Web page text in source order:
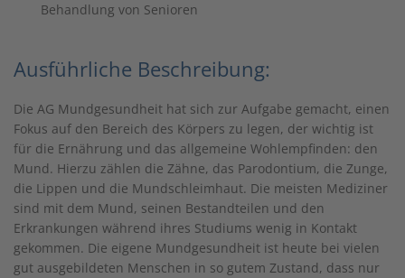
Behandlung von Senioren
Ausführliche Beschreibung:
Die AG Mundgesundheit hat sich zur Aufgabe gemacht, einen
Fokus auf den Bereich des Körpers zu legen, der wichtig ist
für die Ernährung und das allgemeine Wohlempfinden: den
Mund. Hierzu zählen die Zähne, das Parodontium, die Zunge,
die Lippen und die Mundschleimhaut. Die meisten Mediziner
sind mit dem Mund, seinen Bestandteilen und den
Erkrankungen während ihres Studiums wenig in Kontakt
gekommen. Die eigene Mundgesundheit ist heute bei vielen
gut ausgebildeten Menschen in so gutem Zustand, dass nur